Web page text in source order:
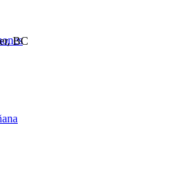
BC